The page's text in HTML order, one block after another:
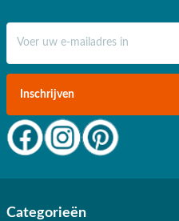
laagste prijsgarantie ook van
een besteding vanaf €50,-. Jouw
mogelijk bij jou thuisbezorgd.
jouw loungestoel. Daar ben je écht
Inschrijven
Categorieën